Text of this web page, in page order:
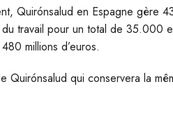
Quirónsalud en Espagne gère
travail pour un total de 35.000
millions d’euros.
Quirónsalud qui conservera la